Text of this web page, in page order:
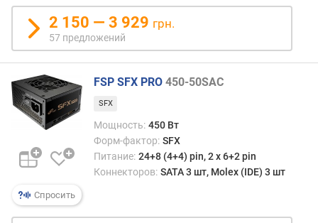
д
а
р
т
E
P
S
1
2
v
.
S
A
2 150 — 3 929 грн.
57 предложений
Спросить
FSP SFX PRO 450-50SAC
SFX
Мощность: 450 Вт
Форм-фактор: SFX
Питание: 24+8 (4+4) pin, 2 х 6+2 pin
Коннекторов: SATA 3 шт, Molex (IDE) 3 шт